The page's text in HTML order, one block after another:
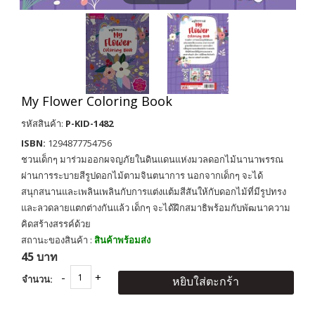
My Flower Coloring Book
รหัสสินค้า: P-KID-1482
ISBN: 1294877754756
ชวนเด็กๆ มาร่วมออกผจญภัยในดินแดนแห่งมวลดอกไม้นานาพรรณ
ผ่านการระบายสีรูปดอกไม้ตามจินตนาการ นอกจากเด็กๆ จะได้
สนุกสนานและเพลินเพลินกับการแต่งเเต้มสีสันให้กับดอกไม้ที่มีรูปทรง
และลวดลายแตกต่างกันแล้ว เด็กๆ จะได้ฝึกสมาธิพร้อมกับพัฒนาความ
คิดสร้างสรรค์ด้วย
สถานะของสินค้า : สินค้าพร้อมส่ง
45 บาท
จำนวน: หยิบใส่ตะกร้า